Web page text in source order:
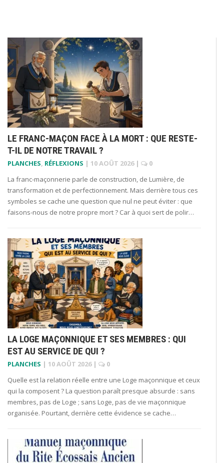
LE FRANC-MAÇON FACE À LA MORT : QUE RESTE-
T-IL DE NOTRE TRAVAIL ?
PLANCHES, RÉFLEXIONS | 10 AOÛT 2026 |
0
La franc-maçonnerie parle de construction, de Lumière, de
transformation et de perfectionnement. Mais derrière tous ces
symboles se cache une question que nul ne peut éviter : que
faisons-nous de notre propre mort ? Car à quoi sert de polir…
LA LOGE MAÇONNIQUE ET SES MEMBRES : QUI
EST AU SERVICE DE QUI ?
PLANCHES | 10 AOÛT 2026 |
0
Quelle est la relation réelle entre une Loge maçonnique et ceux
qui la composent ? La question paraît presque absurde : sans
membres, pas de Loge ; sans Loge, pas de vie maçonnique
organisée. Pourtant, derrière cette évidence se cache…